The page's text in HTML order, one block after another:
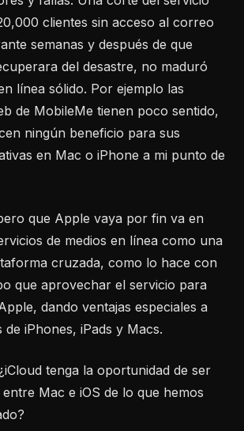
clientes sin acceso al correo
semanas y después de que
del desastre, no maduró
línea sólido. Por ejemplo las
de MobileMe tienen poco sentido,
ningún beneficio para sus
en Mac o iPhone a mi punto de
que Apple vaya por fin va en
de medios en línea como una
cruzada, como lo hace con
que aprovechar el servicio para
dando ventajas especiales a
iPhones, iPads y Macs.
tenga la oportunidad de ser
Mac e iOS de lo que hemos